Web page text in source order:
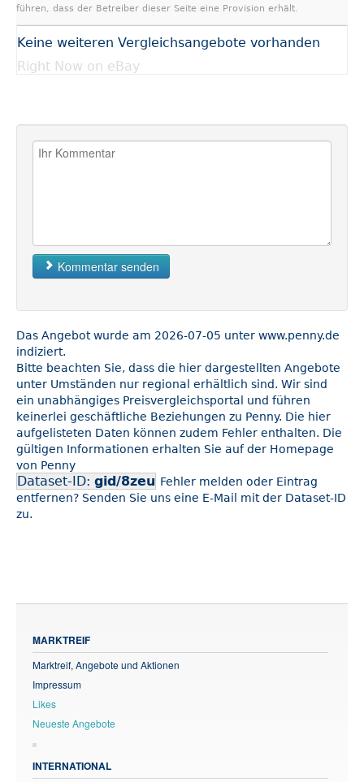
führen, dass der Betreiber dieser Seite eine Provision erhält.
Keine weiteren Vergleichsangebote vorhanden
Right Now on eBay
Kommentar senden
Das Angebot wurde am 2026-07-05 unter www.penny.de
indiziert.
Bitte beachten Sie, dass die hier dargestellten Angebote
unter Umständen nur regional erhältlich sind. Wir sind
ein unabhängiges Preisvergleichsportal und führen
keinerlei geschäftliche Beziehungen zu Penny. Die hier
aufgelisteten Daten können zudem Fehler enthalten. Die
gültigen Informationen erhalten Sie auf der Homepage
von Penny
Dataset-ID: gid/8zeu Fehler melden oder Eintrag
entfernen? Senden Sie uns eine E-Mail mit der Dataset-ID
zu.
MARKTREIF
Marktreif, Angebote und Aktionen
Impressum
Likes
Neueste Angebote
INTERNATIONAL